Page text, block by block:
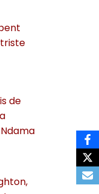
de